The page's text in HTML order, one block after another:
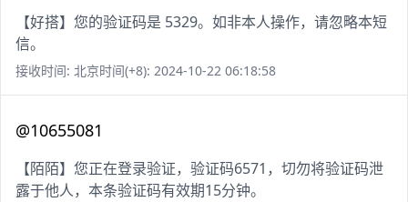
【好搭】您的验证码是 5329。如非本人操作，请忽略本短
信。
接收时间: 北京时间(+8): 2024-10-22 06:18:58
@10655081
【陌陌】您正在登录验证，验证码6571，切勿将验证码泄
露于他人，本条验证码有效期15分钟。